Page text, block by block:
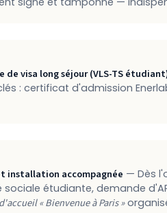
de visa long séjour (VLS-TS
: certificat d'admission
installation accompagnée — Dès
sociale étudiante, demande
« Bienvenue à Paris »